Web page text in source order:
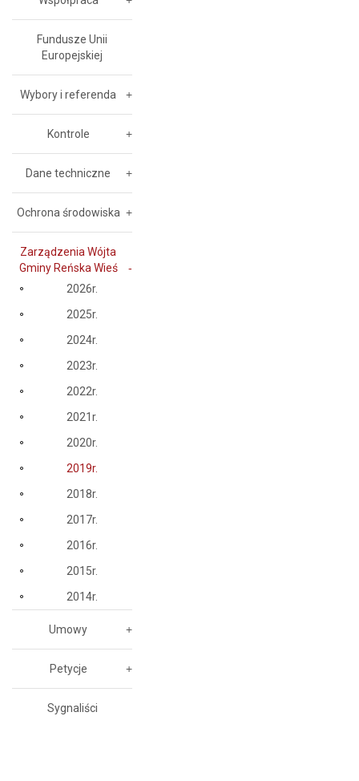
Fundusze Unii
Europejskiej
Wybory i referenda
Kontrole
Dane techniczne
Ochrona środowiska
Zarządzenia Wójta
Gminy Reńska Wieś
2026r.
2025r.
2024r.
2023r.
2022r.
2021r.
2020r.
2019r.
2018r.
2017r.
2016r.
2015r.
2014r.
Umowy
Petycje
Sygnaliści